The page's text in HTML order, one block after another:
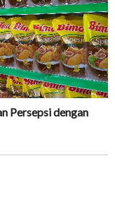
Persepsi dengan